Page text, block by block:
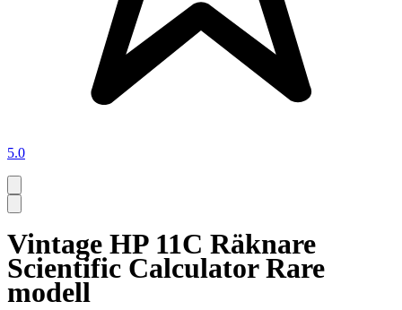
5.0
Vintage HP 11C Räknare
Scientific Calculator Rare
modell